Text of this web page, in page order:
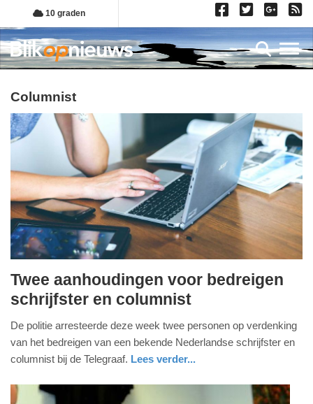
Overslaan
en
naar
de
gaan
10 graden
columnist
vrijdag,
augustus
2025
-
Twee aanhoudingen voor bedreigen
schrijfster en columnist
De politie arresteerde deze week twee personen op verdenking
van het bedreigen van een bekende Nederlandse schrijfster en
columnist bij de Telegraaf. Lees verder...